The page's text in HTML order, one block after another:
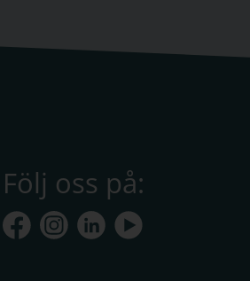
Följ oss på: